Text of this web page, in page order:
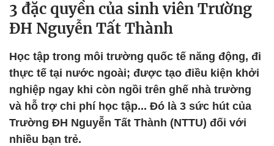
3 đặc quyền của sinh viên Trường
ĐH Nguyễn Tất Thành
Học tập trong môi trường quốc tế năng động, đi
thực tế tại nước ngoài; được tạo điều kiện khởi
nghiệp ngay khi còn ngồi trên ghế nhà trường
và hỗ trợ chi phí học tập... Đó là 3 sức hút của
Trường ĐH Nguyễn Tất Thành (NTTU) đối với
nhiều bạn trẻ.